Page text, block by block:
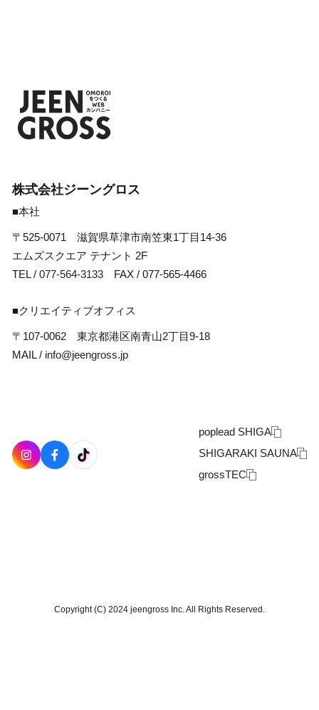
poplead SHIGA
SHIGARAKI SAUNA
grossTEC
株式会社ジーングロス
■本社
〒525-0071 滋賀県草津市南笠東1丁目14-36
エムズスクエア テナント 2F
TEL / 077-564-3133 FAX / 077-565-4466
■クリエイティブオフィス
〒107-0062 東京都港区南青山2丁目9-18
MAIL / info@jeengross.jp
Copyright (C) 2024 jeengross Inc. All Rights Reserved.